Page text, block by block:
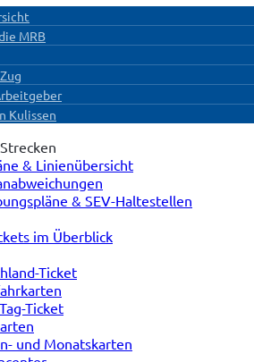
MRB
Kulissen
& Linienübersicht
& SEV-Haltestellen
im Überblick
Ticket
Ticket
und Monatskarten